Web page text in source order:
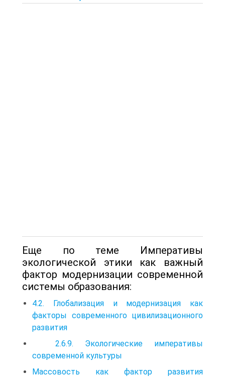
Еще по теме Императивы
экологической этики как важный
фактор модернизации современной
системы образования:
4.2. Глобализация и модернизация как
факторы современного цивилизационного
развития
2.6.9. Экологические императивы
современной культуры
Массовость как фактор развития